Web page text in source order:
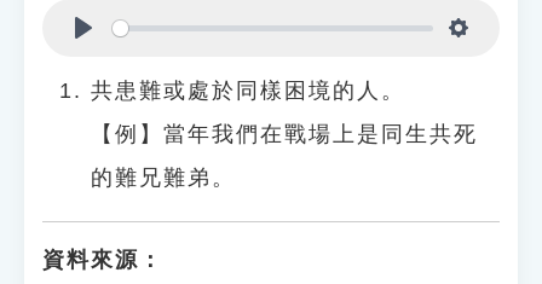
共患難或處於同樣困境的人。
【例】當年我們在戰場上是同生共死
的難兄難弟。
資料來源：